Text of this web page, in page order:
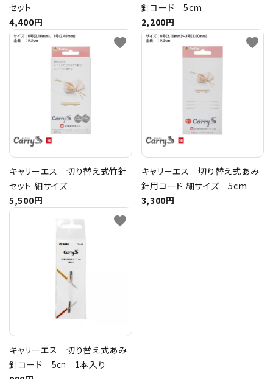
プライバシーポリシー
特定商取引法について
セット
4,400円
針コード 5cm
2,200円
キャリーエス 切り替え式竹針
セット 細サイズ
5,500円
favorite
キャリーエス 切り替え式あみ
針用コード 細サイズ 5cm
3,300円
favorite
キャリーエス 切り替え式あみ
針コード 5㎝ 1本入り
favorite